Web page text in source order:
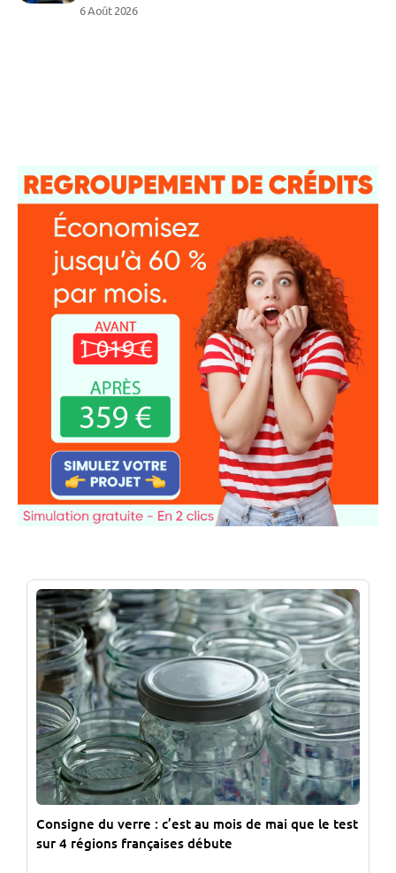
6 Août 2026
Consigne du verre : c’est au mois de mai que le test
sur 4 régions françaises débute